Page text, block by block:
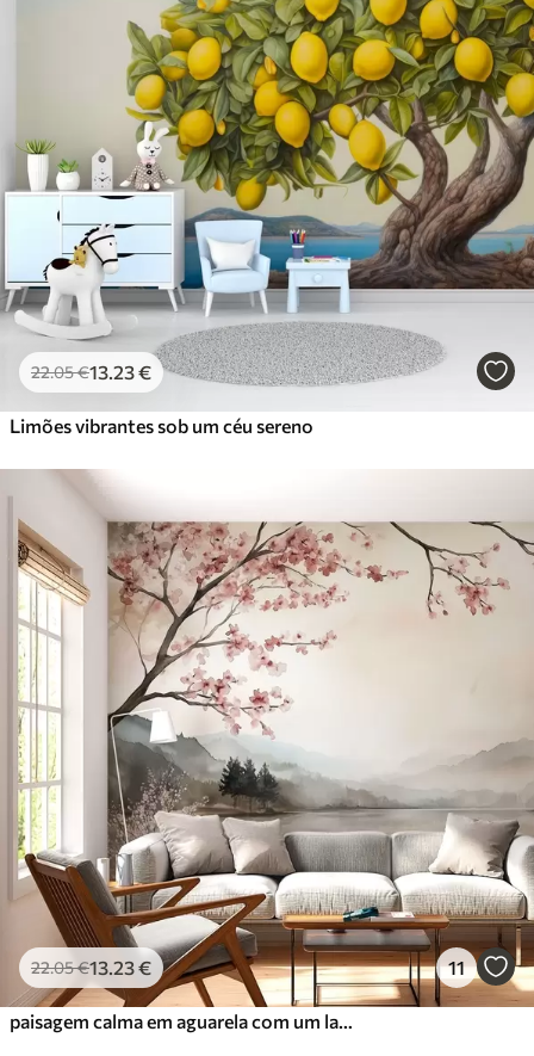
22.05€13.23€
Limões vibrantes sob um céu sereno
22.05€13.23€ 11
paisagem calma em aguarela com um lago e uma árvore em flor